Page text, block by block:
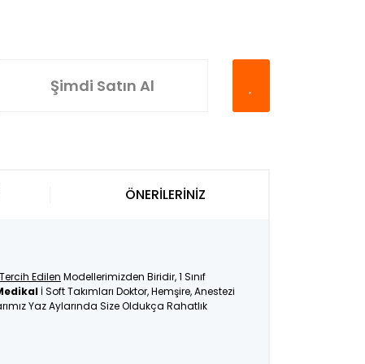
Şimdi Satın Al
Tercih Edilen Modellerimizden Biridir, 1 Sınıf
İ Soft Takımları Doktor, Hemşire, Anestezi
Yaz Aylarında Size Oldukça Rahatlık
ÖNERİLERİNİZ